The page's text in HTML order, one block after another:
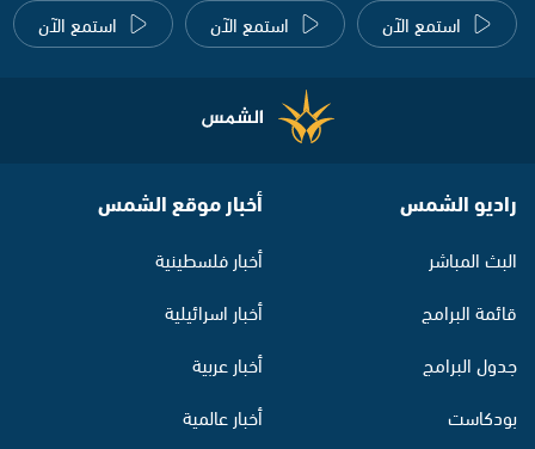
استمع الآن
استمع الآن
استمع الآن
راديو الشمس
البث المباشر
قائمة البرامج
جدول البرامج
بودكاست
أخبار موقع الشمس
أخبار فلسطينية
أخبار اسرائيلية
أخبار عربية
أخبار عالمية